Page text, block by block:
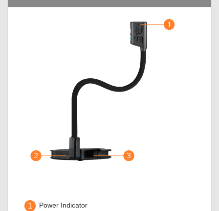
1 Power Indicator